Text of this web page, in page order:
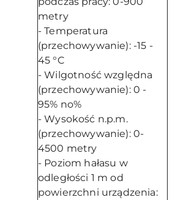
metry
- Temperatura
(przechowywanie): -15 -
45 °C
- Wilgotność względna
(przechowywanie): 0 -
95% no%
- Wysokość n.p.m.
(przechowywanie): 0-
4500 metry
- Poziom hałasu w
odległości 1 m od
powierzchni urządzenia: